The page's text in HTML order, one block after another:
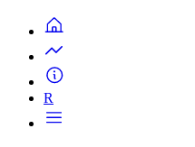
R